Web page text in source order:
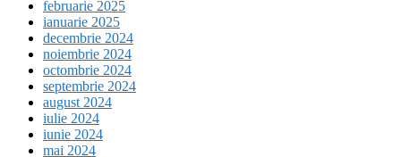
februarie 2025
ianuarie 2025
decembrie 2024
noiembrie 2024
octombrie 2024
septembrie 2024
august 2024
iulie 2024
iunie 2024
mai 2024